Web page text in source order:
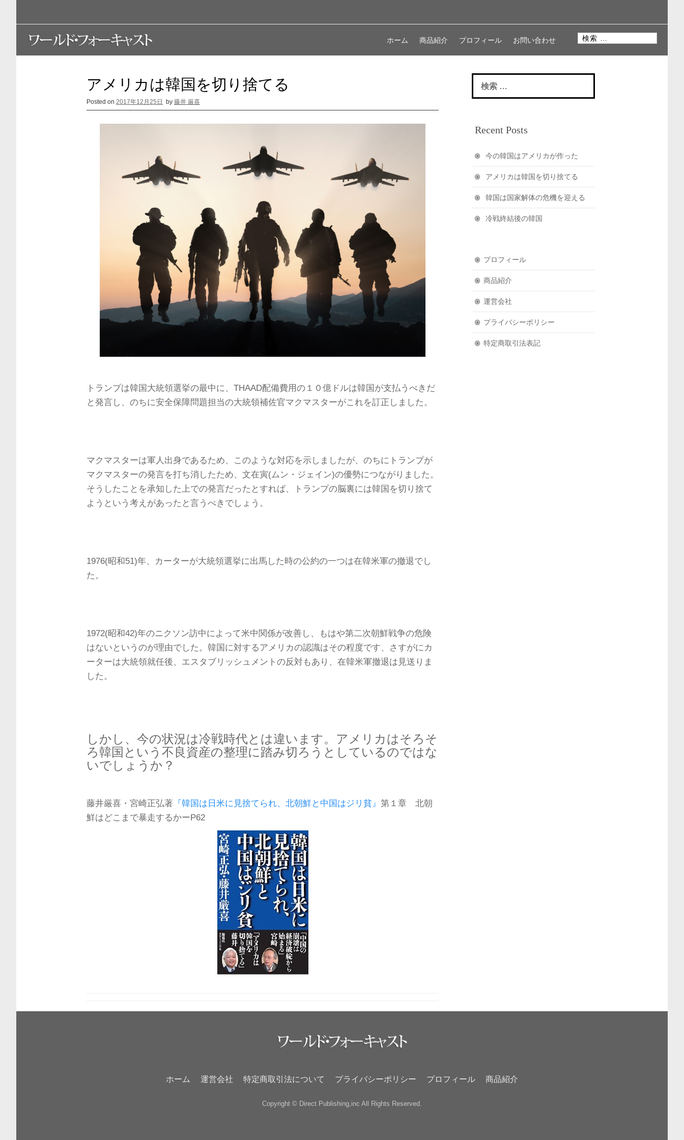
ホーム 商品紹介 プロフィール お問い合わせ
検
:
アメリカは韓国を切り捨てる
Posted on 2017年12月25日 by 藤井 厳喜
トランプは韓国大統領選挙の最中に、THAAD配備費用の１０億ドルは韓国が支払うべきだ
と発言し、のちに安全保障問題担当の大統領補佐官マクマスターがこれを訂正しました。
マクマスターは軍人出身であるため、このような対応を示しましたが、のちにトランプが
マクマスターの発言を打ち消したため、文在寅(ムン・ジェイン)の優勢につながりました。
そうしたことを承知した上での発言だったとすれば、トランプの脳裏には韓国を切り捨て
ようという考えがあったと言うべきでしょう。
1976(昭和51)年、カーターが大統領選挙に出馬した時の公約の一つは在韓米軍の撤退でし
た。
1972(昭和42)年のニクソン訪中によって米中関係が改善し、もはや第二次朝鮮戦争の危険
はないというのが理由でした。韓国に対するアメリカの認識はその程度です、さすがにカ
ーターは大統領就任後、エスタブリッシュメントの反対もあり、在韓米軍撤退は見送りま
した。
しかし、今の状況は冷戦時代とは違います。アメリカはそろそ
ろ韓国という不良資産の整理に踏み切ろうとしているのではな
いでしょうか？
藤井厳喜・宮崎正弘著 『韓国は日米に見捨てられ、北朝鮮と中国はジリ貧』 第１章 北朝
鮮はどこまで暴走するかーP62
:
Recent Posts
今の韓国はアメリカが作った
アメリカは韓国を切り捨てる
韓国は国家解体の危機を迎える
冷戦終結後の韓国
プロフィール
商品紹介
運営会社
プライバシーポリシー
特定商取引法表記
ホーム 運営会社 特定商取引法について プライバシーポリシー プロフィール 商品紹介
Copyright © Direct Publishing,inc All Rights Reserved.